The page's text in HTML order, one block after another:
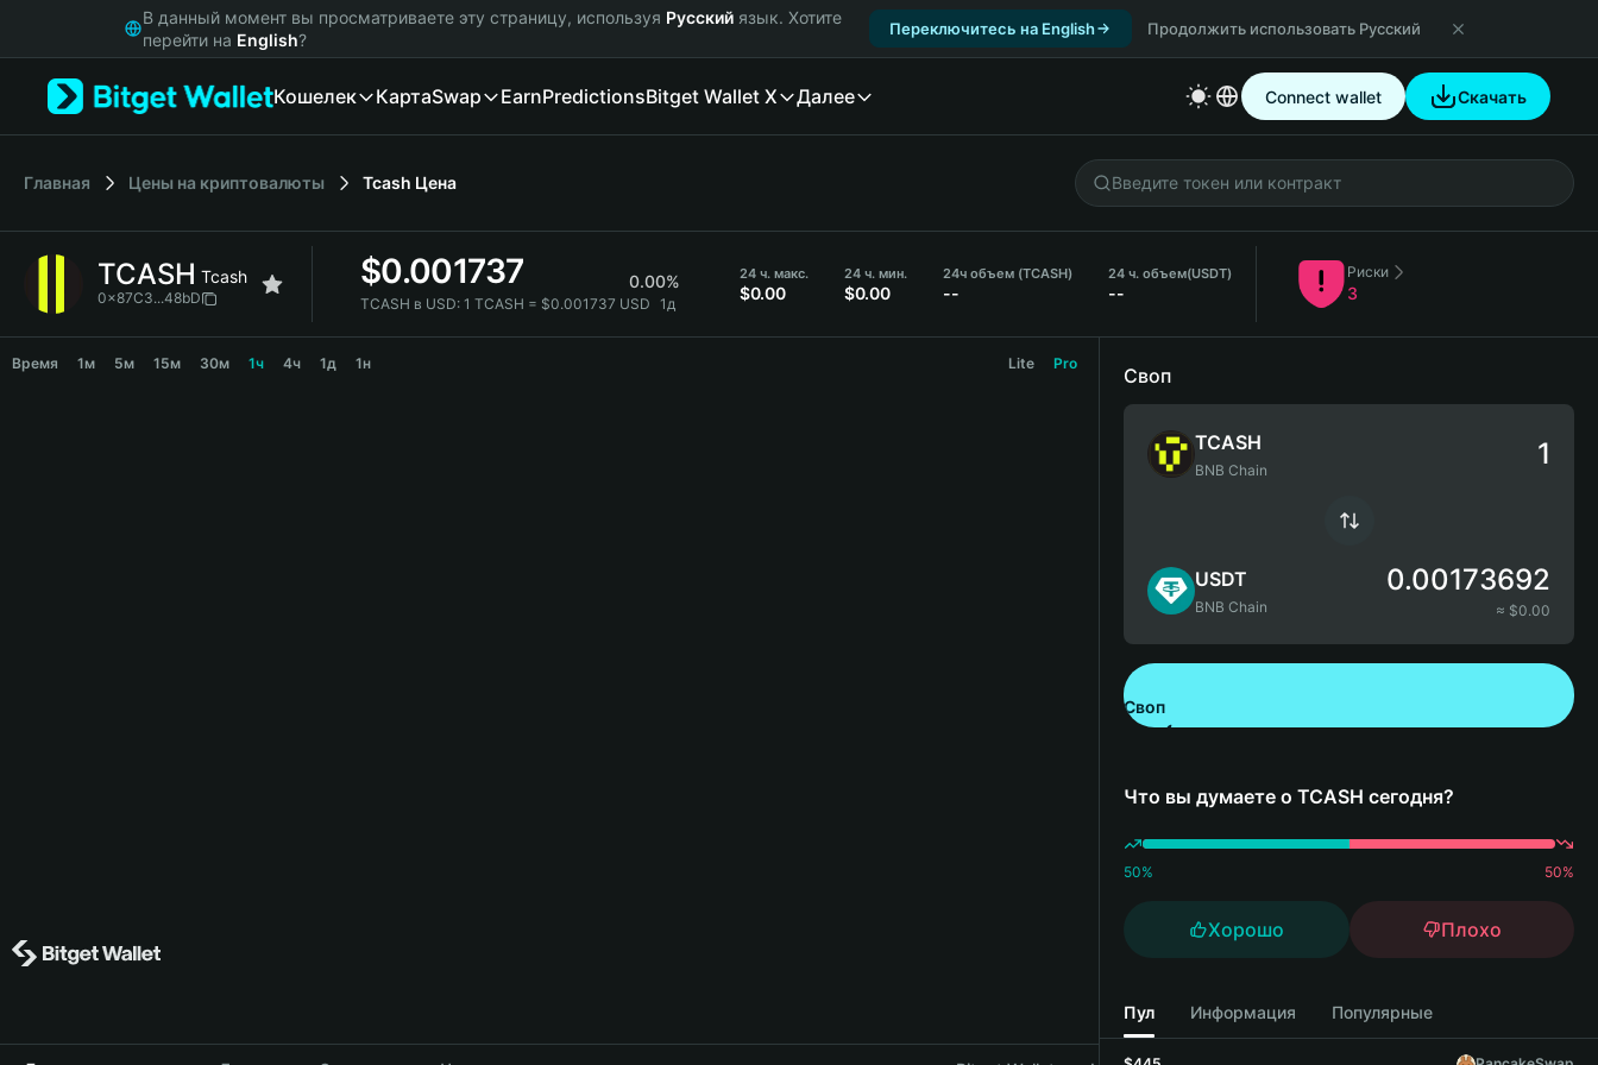
Русский
Italiano
Bahasa Indonesia
В данный момент вы просматриваете эту страницу, используя Русский язык. Хотите
перейти на English?
Переключитесь на English Продолжить использовать Русский
Кошелек КартаSwap EarnPredictionsBitget Wallet X Далее Connect wallet Скачать
Главная Цены на криптовалюты Tcash Цена
TCASH Tcash
0x87C3...48bD
$0.001737 0.00%
TCASH в USD: 1 TCASH = $0.001737 USD 1д
24 ч. макс.
$0.00
24 ч. мин.
$0.00
24ч объем (TCASH)
--
24 ч. объем(USDT)
--
Риски
3
Время 1м 5м 15м 30м 1ч 4ч 1д 1н Lite Pro
Своп
TCASH
BNB Chain
USDT
BNB Chain
0.00173692
≈ $0.00
Своп
Что вы думаете о TCASH сегодня?
50% 50%
Хорошо Плохо
Пул Информация Популярные